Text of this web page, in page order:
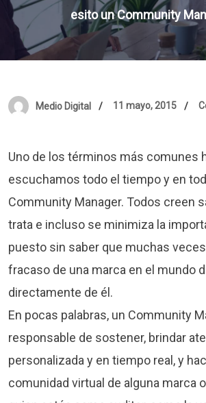
esito un Community
Medio Digital 11 mayo, 2015
Uno de los términos más comunes
escuchamos todo el tiempo y en
Community Manager. Todos creen
trata e incluso se minimiza la
puesto sin saber que muchas
fracaso de una marca en el mundo
directamente de él.
En pocas palabras, un Community
responsable de sostener, brindar
personalizada y en tiempo real, y
comunidad virtual de alguna marca